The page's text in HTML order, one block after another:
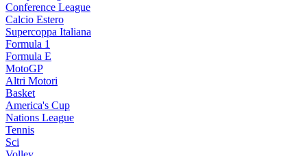
Conference League
Calcio Estero
Supercoppa Italiana
Formula 1
Formula E
MotoGP
Altri Motori
Basket
America's Cup
Nations League
Tennis
Sci